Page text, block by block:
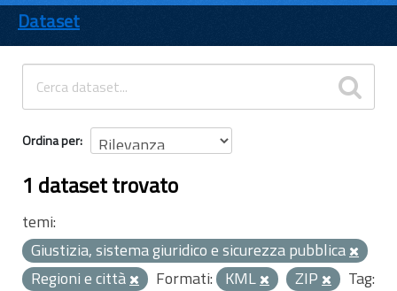
ENTI
TEMI
INFORMAZIONI
Dataset
Ordina per
1 dataset trovato
temi:
Giustizia, sistema giuridico e sicurezza pubblica
Regioni e città
Formati: KML ZIP
Tag: